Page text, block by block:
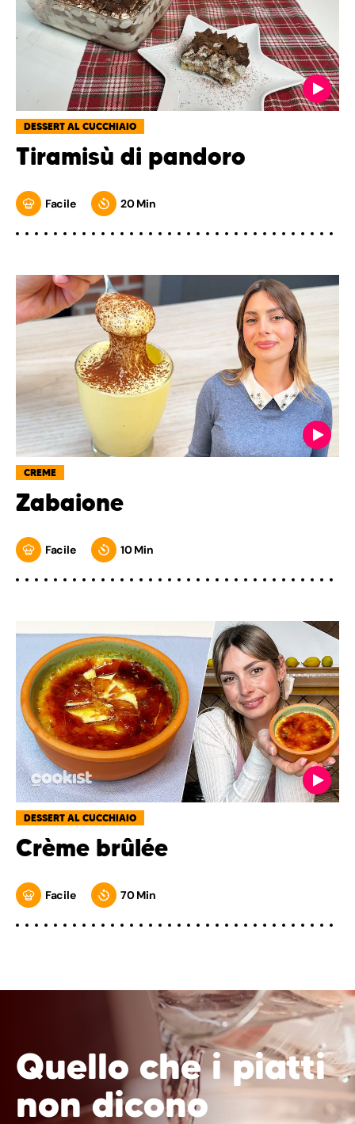
DESSERT AL CUCCHIAIO
Tiramisù di pandoro
Facile 20 Min
CREME
Zabaione
Facile 10 Min
DESSERT AL CUCCHIAIO
Crème brûlée
Facile 70 Min
Quello che i piatti
non dicono